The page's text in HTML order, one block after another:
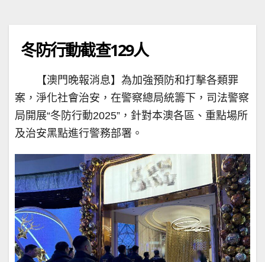
冬防行動截查129人
【澳門晚報消息】為加強預防和打擊各類罪
案，淨化社會治安，在警察總局統籌下，司法警察
局開展“冬防行動2025”，針對本澳各區、重點場所
及治安黑點進行警務部署。